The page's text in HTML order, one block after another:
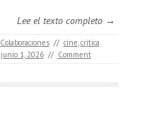
Lee el texto completo →
Colaboraciones // cine crítica
junio 1, 2026 // Comment